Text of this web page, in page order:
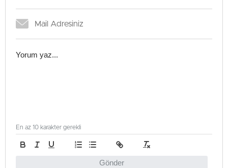
Gönder
En az 10 karakter gerekli